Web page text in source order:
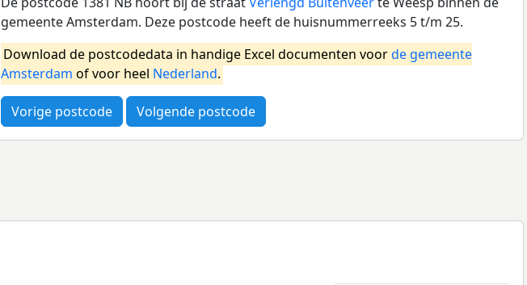
gemeente Amsterdam. Deze postcode heeft de huisnummerreeks 5 t/m 25.
Download de postcodedata in handige Excel documenten voorde gemeente
Amsterdam of voor heel Nederland.
Vorige postcode Volgende postcode